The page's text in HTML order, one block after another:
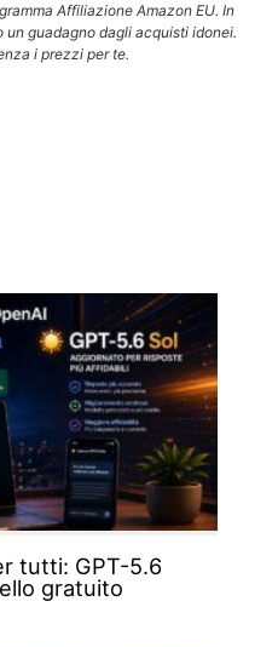
Affiliazione Amazon EU. In
guadagno dagli acquisti idonei.
i prezzi per te.
tutti: GPT-5.6
gratuito